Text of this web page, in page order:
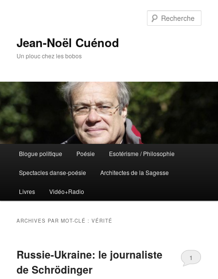
Jean-Noël Cuénod
Un plouc chez les bobos
Aller
au
contenu
principal
Aller
au
contenu
secondaire
Blogue politique Poésie Esotérisme / Philosophie
Spectacles danse-poésie Architectes de la Sagesse
Livres Vidéo+Radio
ARCHIVES PAR MOT-CLÉ :VÉRITÉ
Russie-Ukraine: le journaliste
de Schrödinger
1